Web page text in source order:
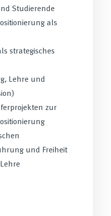
Studierende
als
strategisches
Lehre und
zur
und Freiheit